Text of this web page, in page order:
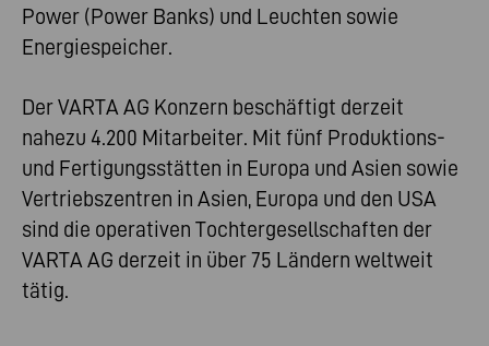
Power (Power Banks) und Leuchten sowie
Energiespeicher.
Der VARTA AG Konzern beschäftigt derzeit
nahezu 4.200 Mitarbeiter. Mit fünf Produktions-
und Fertigungsstätten in Europa und Asien sowie
Vertriebszentren in Asien, Europa und den USA
sind die operativen Tochtergesellschaften der
VARTA AG derzeit in über 75 Ländern weltweit
tätig.